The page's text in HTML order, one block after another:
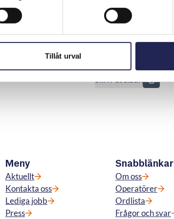
Tillåt urval
operatören att gå med på
konsumenten ersättning med de 300
grund av operatörens agerande.
Skriv ut sidan
Meny
Aktuellt
Kontakta oss
Lediga jobb
Press
Snabblänkar
Om oss
Operatörer
Ordlista
Frågor och svar